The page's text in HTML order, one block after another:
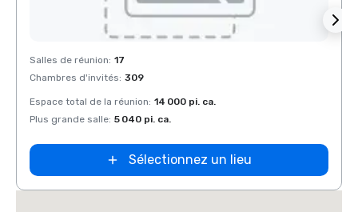
Removed from favorites
Salles de réunion: 17
Chambres d'invités: 309
Espace total de la réunion: 14 000 pi. ca.
Plus grande salle: 5 040 pi. ca.
Sélectionnez un lieu